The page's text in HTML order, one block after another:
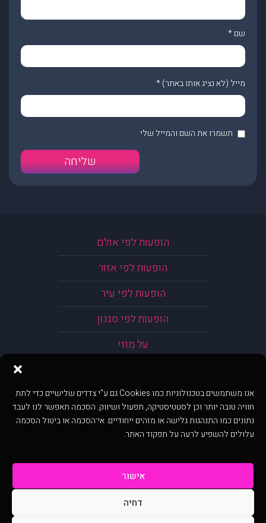
אנו משתמשים בטכנולוגיות כמו Cookies גם ע"י צדדים שלישיים כדי לתת
חוויה טובה יותר וכן לסטטיסטיקה, תפעול ושיווק. הסכמה תאפשר לנו לעבד
נתונים כמו התנהגות גלישה או מזהים ייחודיים. אי־הסכמה או ביטול הסכמה
עלולים להשפיע לרעה על תפקוד האתר.
אישור
דחיה
שם*
מייל (לא נציג אותו באתר)*
תשמרו את השם והמייל שלי
הופעות לפי אולם
הופעות לפי אזור
הופעות לפי עיר
הופעות לפי סגנון
על מוזי